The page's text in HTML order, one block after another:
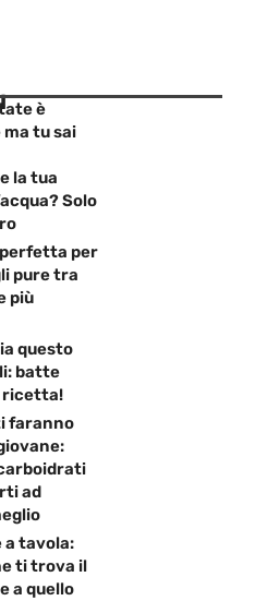
è
tu sai
la tua
Solo
perfetta per
pure tra
più
questo
batte
ricetta!
faranno
ad
a tavola:
ti trova il
a quello